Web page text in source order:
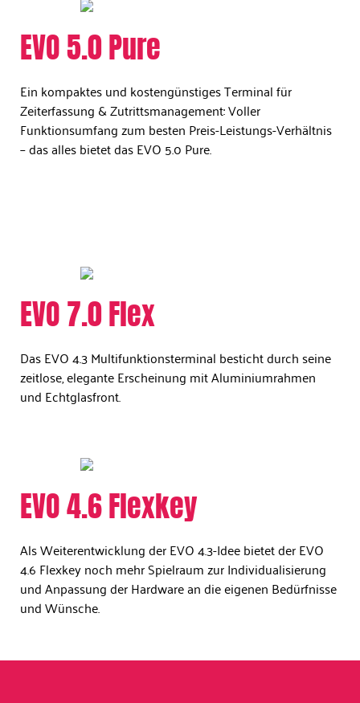
EVO 5.0 Pure​
Ein kompaktes und kostengünstiges Terminal für
Zeiterfassung & Zutrittsmanagement: Voller
Funktionsumfang zum besten Preis-Leistungs-Verhältnis
– das alles bietet das EVO 5.0 Pure.
EVO 7.0 Flex
Das EVO 4.3 Multifunktionsterminal besticht durch seine
zeitlose, elegante Erscheinung mit Aluminiumrahmen
und Echtglasfront.
EVO 4.6 Flexkey​
Als Weiterentwicklung der EVO 4.3-Idee bietet der EVO
4.6 Flexkey noch mehr Spielraum zur Individualisierung
und Anpassung der Hardware an die eigenen Bedürfnisse
und Wünsche.